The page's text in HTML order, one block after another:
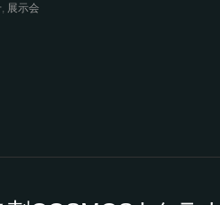
展示会